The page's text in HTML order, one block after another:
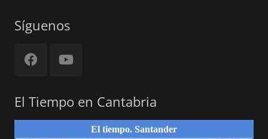
Síguenos
El Tiempo en Cantabria